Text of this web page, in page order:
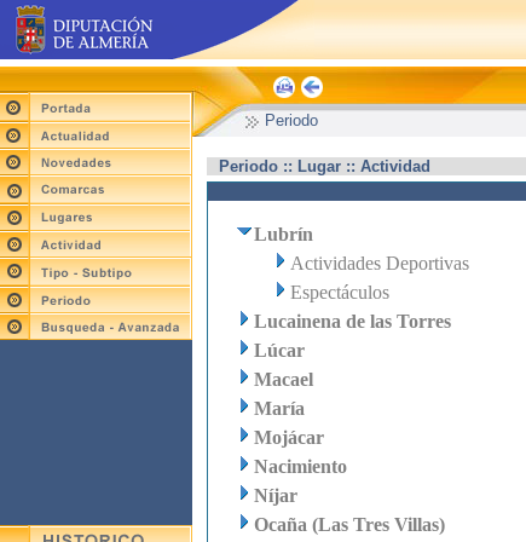
Periodo
Periodo :: Lugar :: Actividad
Lubrín
Actividades Deportivas
Espectáculos
Lucainena de las Torres
Lúcar
Macael
María
Mojácar
Nacimiento
Níjar
Ocaña (Las Tres Villas)